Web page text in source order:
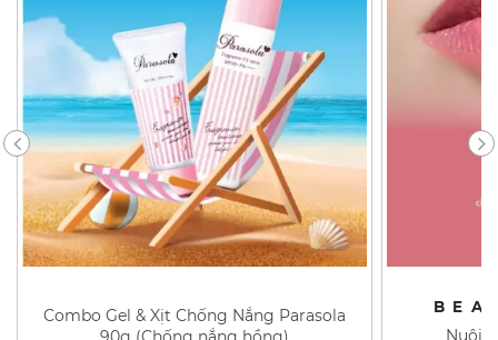
Combo Gel & Xịt Chống Nắng Parasola
Nuôi